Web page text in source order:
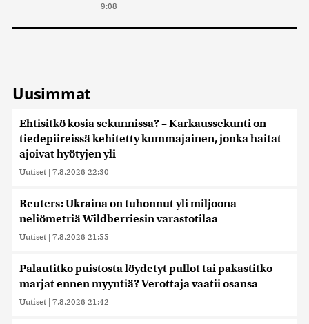
9:08
Uusimmat
Ehtisitkö kosia sekunnissa? – Karkaussekunti on
tiedepiireissä kehitetty kummajainen, jonka haitat
ajoivat hyötyjen yli
Uutiset | 7.8.2026 22:30
Reuters: Ukraina on tuhonnut yli miljoona
neliömetriä Wildberriesin varastotilaa
Uutiset | 7.8.2026 21:55
Palautitko puistosta löydetyt pullot tai pakastitko
marjat ennen myyntiä? Verottaja vaatii osansa
Uutiset | 7.8.2026 21:42